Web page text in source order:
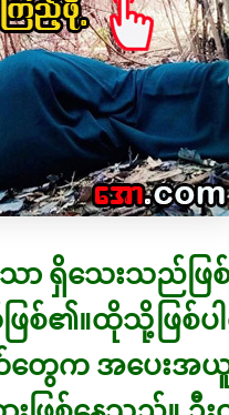
ာ ရှိသေးသည်ဖြ
စ်၏။ထိုသို့ဖြစ်ပ
က်တွေက အပေးအ